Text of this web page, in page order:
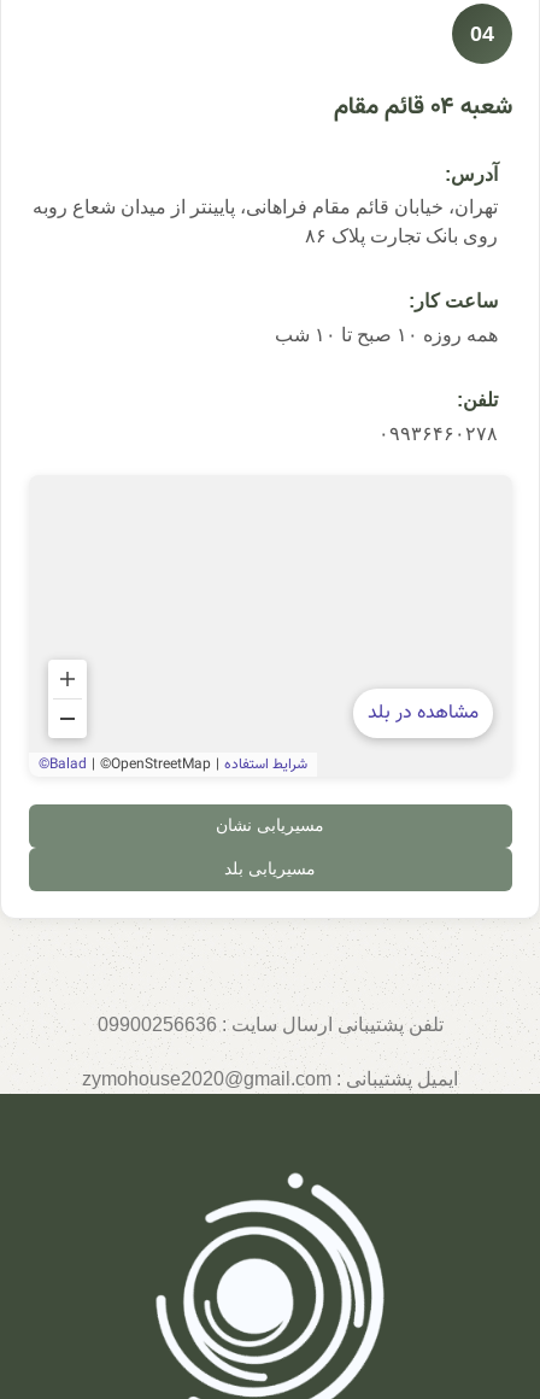
04
شعبه ۰۴ قائم مقام
آدرس:
تهران، خیابان قائم مقام فراهانی، پایینتر از میدان شعاع روبه
روی بانک تجارت پلاک ۸۶
ساعت کار:
همه روزه ۱۰ صبح تا ۱۰ شب
تلفن:
۰۹۹۳۶۴۶۰۲۷۸
مسیریابی نشان
مسیریابی بلد
تلفن پشتیبانی ارسال سایت :09900256636
ایمیل پشتیبانی : zymohouse2020@gmail.com